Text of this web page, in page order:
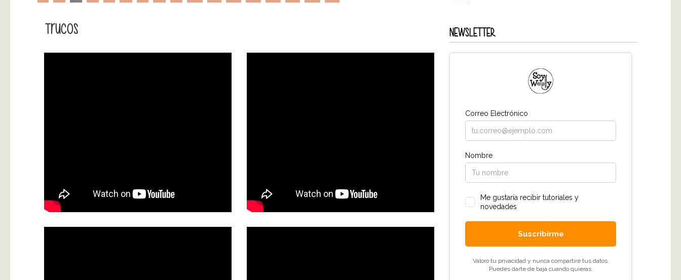
Trucos NEWSLETTER